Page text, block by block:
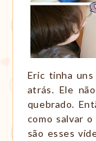
Eric tinha uns
atrás. Ele
quebrado.
como salvar
são esses